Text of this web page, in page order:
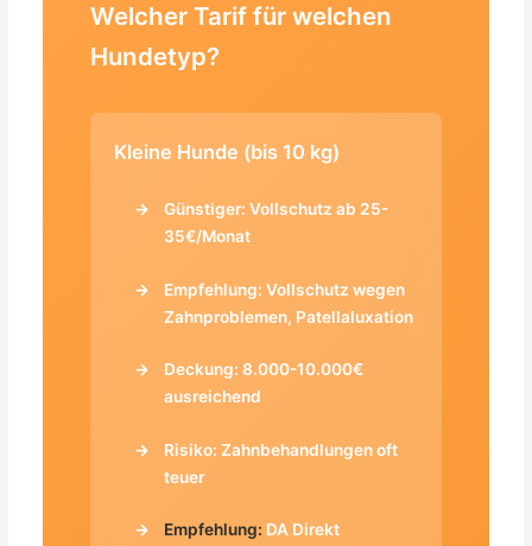
Welcher Tarif für welchen
Hundetyp?
Kleine Hunde (bis 10 kg)
Günstiger: Vollschutz ab 25-
35€/Monat
Empfehlung: Vollschutz wegen
Zahnproblemen, Patellaluxation
Deckung: 8.000-10.000€
ausreichend
Risiko: Zahnbehandlungen oft
teuer
Empfehlung: DA Direkt